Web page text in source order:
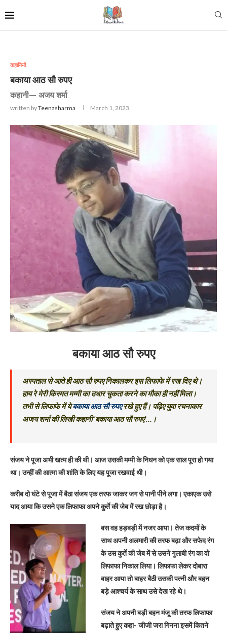
कहानियाँ
बकाया आठ सौ रुपए
कहानी— अजय शर्मा
written byTeenasharma March 1, 2023
बकाया आठ सौ रुपए
अस्पताल से आते ही आठ सौ रुपए निकालकर इस लिफाफे में रख दिए थे।
हाय रे मेरी किस्मत मम्मी का उधार चुकता करने का मौका ही नहीं मिला।
तभी से लिफाफे में येबकाया आठ सौ रुपएरखे हुए हैं। पढ़िए युवा रचनाकार
अजय शर्मा की लिखी कहानी ‘बकाया आठ सौ रुपए’…।
संजय ने पूजा अभी खत्म ही की थी। आज उसकी मम्मी के निधन को एक साल पूरा हो गया
था। उन्हीं की आत्मा की शांति के लिए यह पूजा रखवाई थी।
करीब दो घंटे से पूजा में बैठा संजय एक तरफ जाकर जग से पानी पीने लगा। एकाएक उसे
याद आया कि उसने एक लिफाफा अपने कुर्ते की जेब में रख छोड़ा है।
बस वह हड़बड़ी में नजर आया। तेज कदमों के
साथ अपनी अलमारी की तरफ बढ़ा और सफेद रंग
के उस कुर्ते की जेब में से उसने गुलाबी रंग का वो
लिफाफा निकाल लिया। लिफाफा लेकर दोबारा
बाहर आया तो बाहर बैठी उसकी पत्नी और बहन
बड़े आश्चर्य के साथ उसे देख रहे थे।
संजय ने अपनी बड़ी बहन मंजू की तरफ लिफाफा
बढ़ाते हुए कहा- जीजी जरा गिनना इसमें कितने